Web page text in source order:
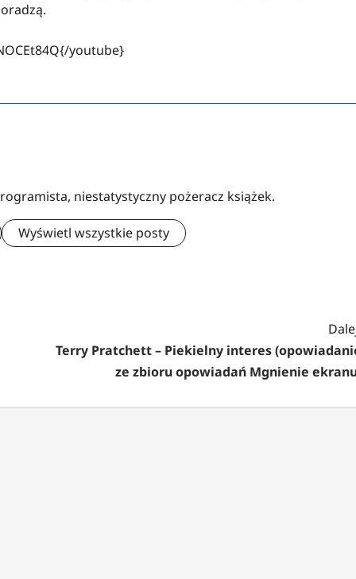
youtube}
niestatystyczny pożeracz książek.
Wyświetl wszystkie posty
Terry Pratchett – Piekielny interes
ze zbioru opowiadań Mgnienie